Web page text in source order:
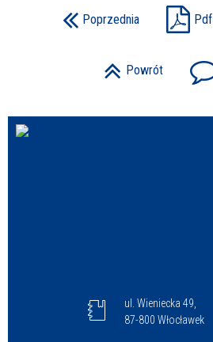
Poprzednia Pdf
Powrót
ul. Wieniecka 49,
87-800 Włocławek